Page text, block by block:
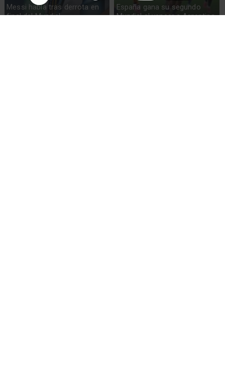
Messi habla tras derrota en
final del Mundial
España gana su segundo
Mundial al vencer a Argentina